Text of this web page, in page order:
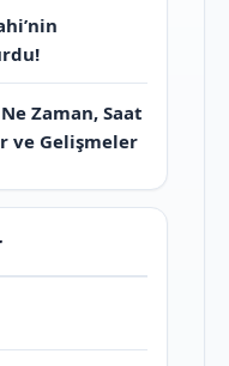
Zaman, Saat
ve Gelişmeler